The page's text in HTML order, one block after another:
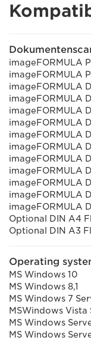
imageFORMULA
imageFORMULA P-
imageFORMULA
imageFORMULA
imageFORMULA
imageFORMULA
imageFORMULA
imageFORMULA
imageFORMULA
imageFORMULA
imageFORMULA
imageFORMULA
imageFORMULA
Optional DIN A4
Optional DIN A3
Operating
MS Windows 10
MS Windows 8,1
MS Windows 7
MSWindows
MS Windows
MS Windows